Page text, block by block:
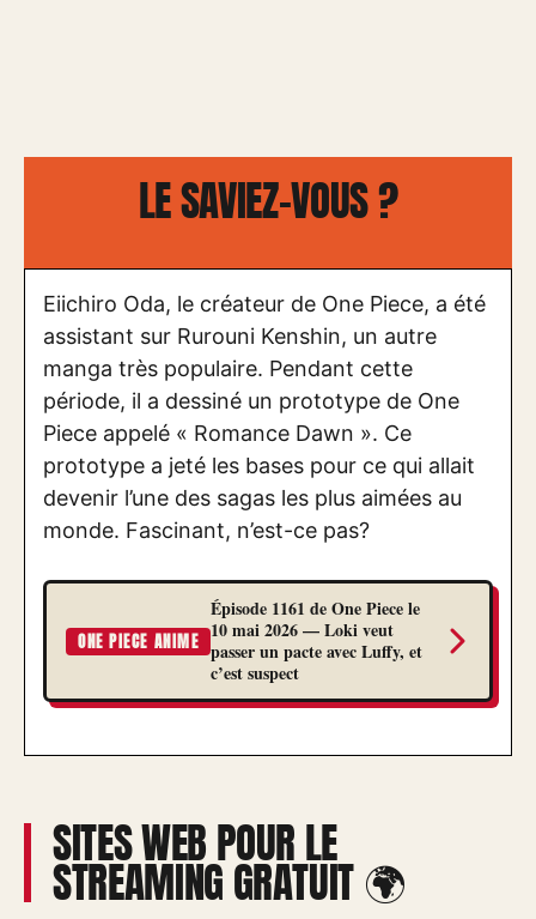
LE SAVIEZ-VOUS ?
Eiichiro Oda, le créateur de One Piece, a été
assistant sur Rurouni Kenshin, un autre
manga très populaire. Pendant cette
période, il a dessiné un prototype de One
Piece appelé « Romance Dawn ». Ce
prototype a jeté les bases pour ce qui allait
devenir l’une des sagas les plus aimées au
monde. Fascinant, n’est-ce pas?
ONE PIECE ANIME
Épisode 1161 de One Piece le
10 mai 2026 — Loki veut
passer un pacte avec Luffy, et
c’est suspect
SITES WEB POUR LE
STREAMING GRATUIT 🌍